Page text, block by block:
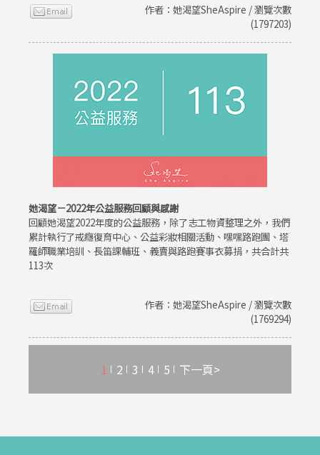
作者：她渴望SheAspire / 瀏覽次數
(1797203)
她渴望－2022年公益服務回顧與感謝
回顧她渴望2022年度的公益服務，除了志工物資整理之外，我們
累計執行了戒癮復育中心、公益彩妝相關活動、嘿嘿路跑團、塔
羅師職業培訓、長笛課輔班、義賣與路跑賽事衣募捐，共合計共
113次
作者：她渴望SheAspire / 瀏覽次數
(1769294)
1 2 3 4 5 下一頁>